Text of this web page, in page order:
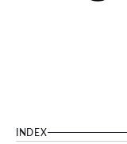
INDEX